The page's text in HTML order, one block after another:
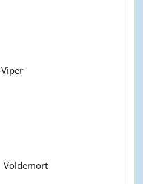
Viper
Voldemort